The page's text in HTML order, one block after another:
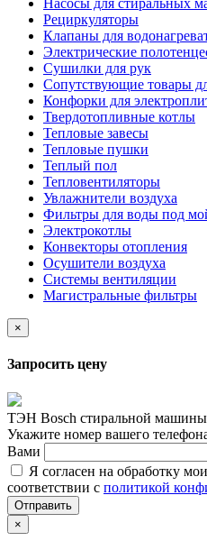
Насосы для стиральных
Рециркуляторы
Клапаны для
Электрические
Сушилки для рук
Сопутствующие товары
Конфорки для
Твердотопливные котлы
Тепловые завесы
Тепловые пушки
Теплый пол
Тепловентиляторы
Увлажнители воздуха
Фильтры для воды под
Электрокотлы
Конвекторы отопления
Осушители воздуха
Системы вентиляции
Магистральные фильтры
×
Запросить цену
ТЭН Bosch стиральной машины
Укажите номер вашего
Вами
Я согласен на обработку
соответствии с политикой
Отправить
×